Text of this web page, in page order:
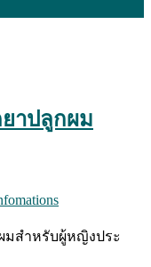
าปลูกผม
มสำหรับผู้หญิงประ